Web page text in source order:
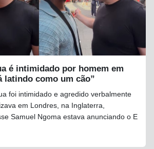
é intimidado por homem em
latindo como um cão”
foi intimidado e agredido verbalmente
em Londres, na Inglaterra,
Samuel Ngoma estava anunciando o E